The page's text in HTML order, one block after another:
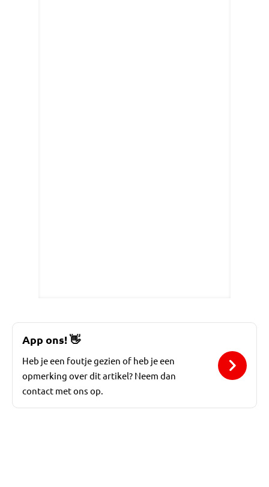
App ons!👋
Heb je een foutje gezien of heb je een
opmerking over dit artikel? Neem dan
contact met ons op.